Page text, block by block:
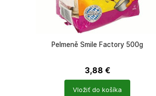
Pelmeně Smile Factory 500g
3,88 €
Vložiť do košíka